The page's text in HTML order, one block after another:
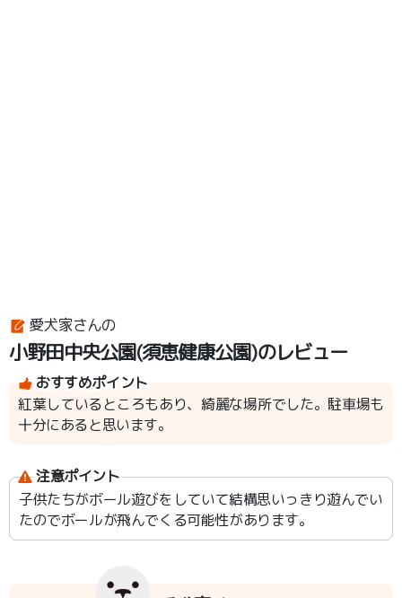
愛犬家さんの
小野田中央公園(須恵健康公園)のレビュー
おすすめポイント
紅葉しているところもあり、綺麗な場所でした。駐車場も
十分にあると思います。
注意ポイント
子供たちがボール遊びをしていて結構思いっきり遊んでい
たのでボールが飛んでくる可能性があります。